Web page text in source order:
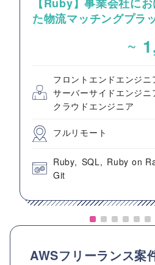
た物流マッチングプラ
~
フロントエンドエンジニ
サーバーサイドエンジニ
クラウドエンジニア
フルリモート
Ruby SQL Ruby on
Git
AWSフリーランス案